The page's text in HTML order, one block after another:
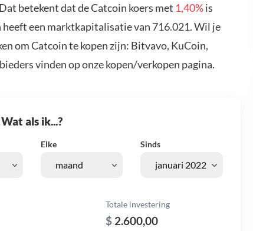
betekent dat de Catcoin koers met 1,40%is
heeft een marktkapitalisatie van 716.021. Wil je
om Catcoin te kopen zijn: Bitvavo, KuCoin,
vinden op onze kopen/verkopen pagina.
Wat als ik...?
Elke Sinds
Totale investering
$ 2.600,00